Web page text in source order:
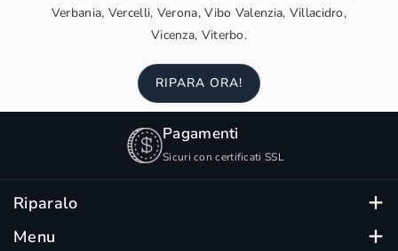
Verbania, Vercelli, Verona, Vibo Valenzia, Villacidro,
Vicenza, Viterbo.
RIPARA ORA!
Pagamenti
Sicuri con certificati SSL
Riparalo
Su Riparalo trovi device ricondizionati certificati, testati
e garantiti.
Menu